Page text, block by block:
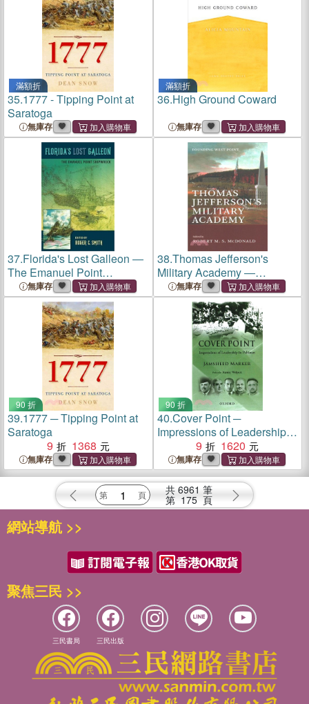
滿額折
35.1777 - Tipping Point at
Saratoga
無庫存
滿額折
36.High Ground Coward
無庫存
37.Florida's Lost Galleon ―
The Emanuel Point
Shipwreck
無庫存
38.Thomas Jefferson's
Military Academy ―
Founding West Point
無庫存
90 折
39.1777 ─ Tipping Point at
Saratoga
9
1368
無庫存
90 折
40.Cover Point ─
Impressions of Leadership in
Pakistan9 1620
無庫存
共 6961 筆
第 175 頁
網站導航 >>
聚焦三民 >>
三民書局 三民出版